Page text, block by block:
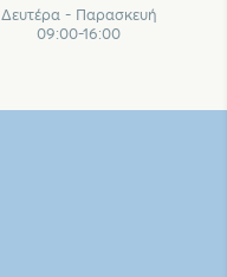
Δευτέρα - Παρασκευή
09:00-16:00